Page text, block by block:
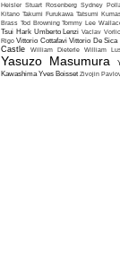
Heisler Stuart Rosenberg Sydney
Kitano Takumi Furukawa Tatsumi
Brass Tod Browning Tommy Lee
Tsui Hark Umberto Lenzi Vaclav
Rigo Vittorio Cottafavi Vittorio De Sica
Castle William Dieterle William
Yasuzo Masumura
Kawashima Yves Boisset Zivojin